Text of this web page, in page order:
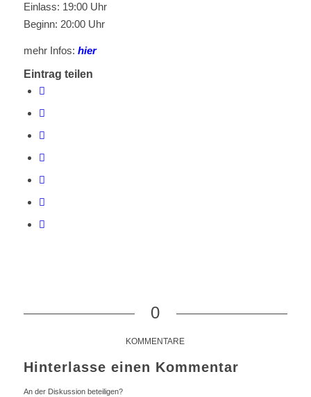
Einlass: 19:00 Uhr
Beginn: 20:00 Uhr
mehr Infos: hier
Eintrag teilen
0
KOMMENTARE
Hinterlasse einen Kommentar
An der Diskussion beteiligen?